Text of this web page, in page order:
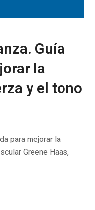
Guía
la
y el tono
para mejorar la
Greene Haas,